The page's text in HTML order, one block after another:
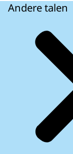
Andere talen